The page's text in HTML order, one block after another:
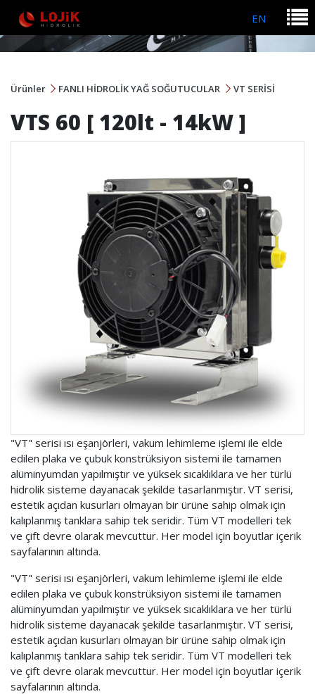
EN
Ürünler FANLI HİDROLİK YAĞ SOĞUTUCULAR VT SERİSİ
VTS 60 [ 120lt - 14kW ]
"VT" serisi ısı eşanjörleri, vakum lehimleme işlemi ile elde
edilen plaka ve çubuk konstrüksiyon sistemi ile tamamen
alüminyumdan yapılmıştır ve yüksek sıcaklıklara ve her türlü
hidrolik sisteme dayanacak şekilde tasarlanmıştır. VT serisi,
estetik açıdan kusurları olmayan bir ürüne sahip olmak için
kalıplanmış tanklara sahip tek seridir. Tüm VT modelleri tek
ve çift devre olarak mevcuttur. Her model için boyutlar içerik
sayfalarının altında.
"VT" serisi ısı eşanjörleri, vakum lehimleme işlemi ile elde
edilen plaka ve çubuk konstrüksiyon sistemi ile tamamen
alüminyumdan yapılmıştır ve yüksek sıcaklıklara ve her türlü
hidrolik sisteme dayanacak şekilde tasarlanmıştır. VT serisi,
estetik açıdan kusurları olmayan bir ürüne sahip olmak için
kalıplanmış tanklara sahip tek seridir. Tüm VT modelleri tek
ve çift devre olarak mevcuttur. Her model için boyutlar içerik
sayfalarının altında.